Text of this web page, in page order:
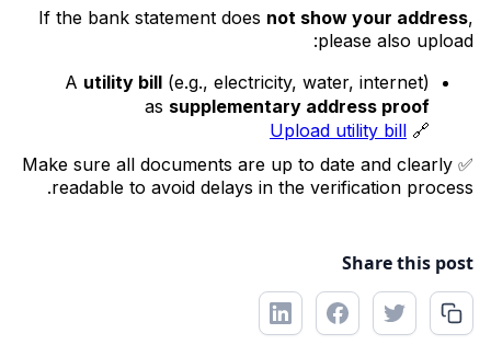
If the bank statement does not show your address,
please also upload:
A utility bill (e.g., electricity, water, internet)
as supplementary address proof
🔗
Upload utility bill
✅ Make sure all documents are up to date and clearly
readable to avoid delays in the verification process.
Share this post